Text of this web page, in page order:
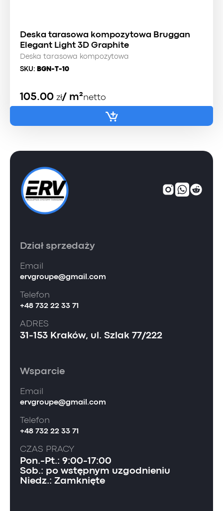
Deska tarasowa kompozytowa Bruggan
Elegant Light 3D Graphite
Deska tarasowa kompozytowa
SKU: BGN-T-10
105.00 zł/ m²netto
Dział sprzedaży
Email
ervgroupe@gmail.com
Telefon
+48 732 22 33 71
ADRES
31-153 Kraków, ul. Szlak 77/222
Wsparcie
Email
ervgroupe@gmail.com
Telefon
+48 732 22 33 71
CZAS PRACY
Pon.-Pt.: 9:00-17:00
Sob.: po wstępnym uzgodnieniu
Niedz.: Zamknięte